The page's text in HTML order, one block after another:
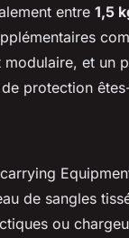
entre 1,5
modulaire, et un
protection
de sangles
ou